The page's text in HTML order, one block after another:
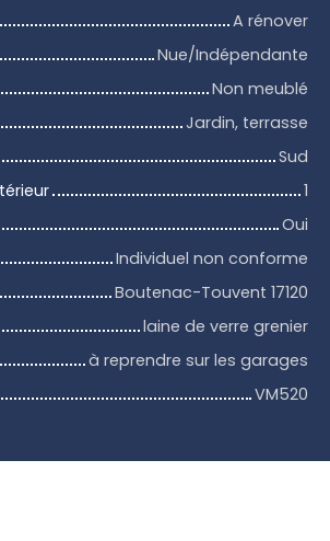
A rénover
Nue/Indépendante
Non meublé
Jardin, terrasse
Sud
1
Oui
Individuel non conforme
Boutenac-Touvent 17120
laine de verre grenier
à reprendre sur les garages
VM520